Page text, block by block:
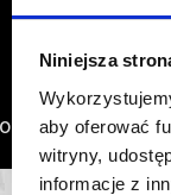
Niniejsza
aby oferować
witryny,
informacje z